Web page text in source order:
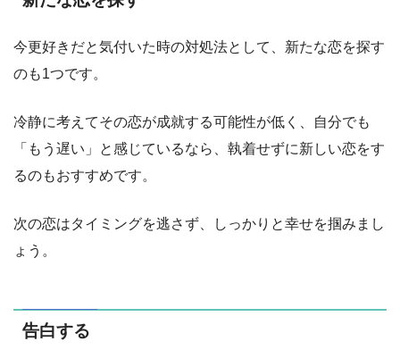
今更好きだと気付いた時の対処法として、新たな恋を探す
のも1つです。
冷静に考えてその恋が成就する可能性が低く、自分でも
「もう遅い」と感じているなら、執着せずに新しい恋をす
るのもおすすめです。
次の恋はタイミングを逃さず、しっかりと幸せを掴みまし
ょう。
告白する